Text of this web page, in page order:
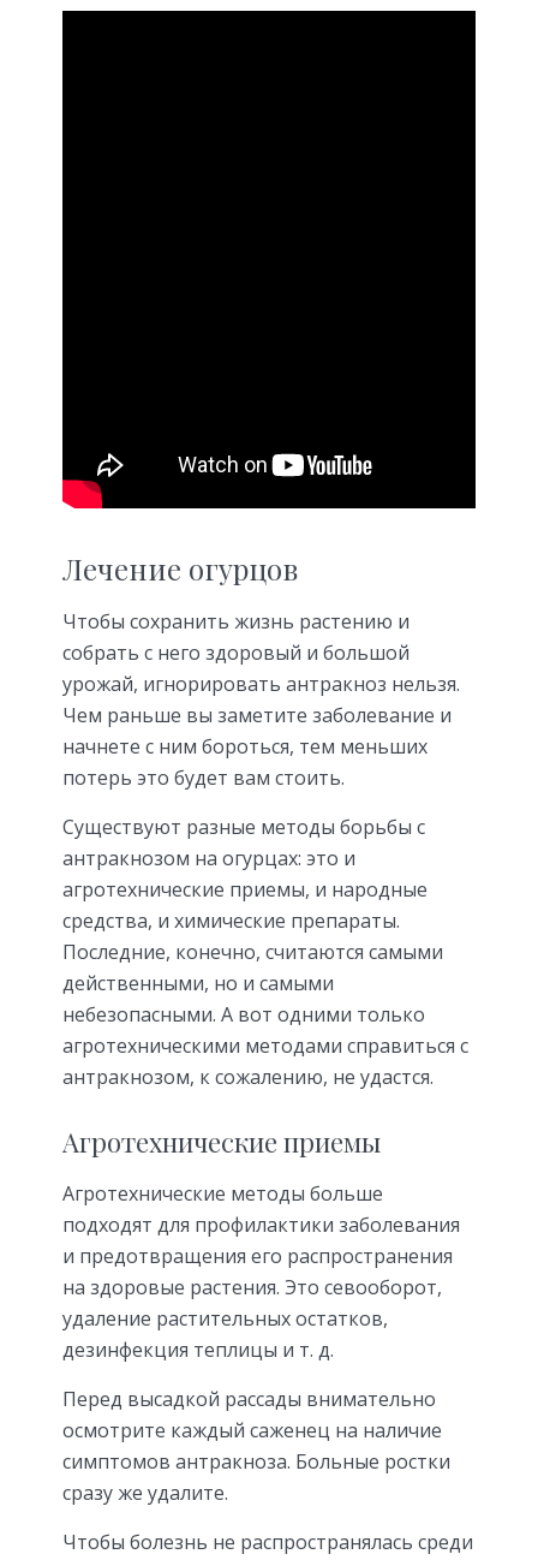
Лечение огурцов
Чтобы сохранить жизнь растению и
собрать с него здоровый и большой
урожай, игнорировать антракноз нельзя.
Чем раньше вы заметите заболевание и
начнете с ним бороться, тем меньших
потерь это будет вам стоить.
Существуют разные методы борьбы с
антракнозом на огурцах: это и
агротехнические приемы, и народные
средства, и химические препараты.
Последние, конечно, считаются самыми
действенными, но и самыми
небезопасными. А вот одними только
агротехническими методами справиться с
антракнозом, к сожалению, не удастся.
Агротехнические приемы
Агротехнические методы больше
подходят для профилактики заболевания
и предотвращения его распространения
на здоровые растения. Это севооборот,
удаление растительных остатков,
дезинфекция теплицы и т. д.
Перед высадкой рассады внимательно
осмотрите каждый саженец на наличие
симптомов антракноза. Больные ростки
сразу же удалите.
Чтобы болезнь не распространялась среди